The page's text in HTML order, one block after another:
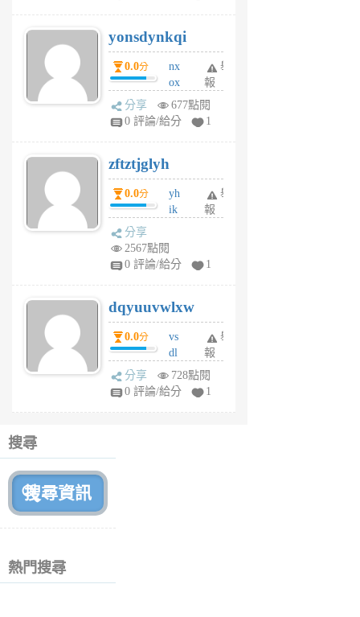
6
個
月
前
yonsdynkqi
0.0分
nx
ox
rh
pe
月
前
舉
報
分享
677點閱
0 評論/給分
1
zftztjglyh
0.0分
yh
ik
tu
6
個
月
前
舉
報
分享
2567點閱
0 評論/給分
1
dqyuuvwlxw
0.0分
vs
dl
sq
fy
舉
報
分享
728點閱
0 評論/給分
1
搜尋
熱門搜尋